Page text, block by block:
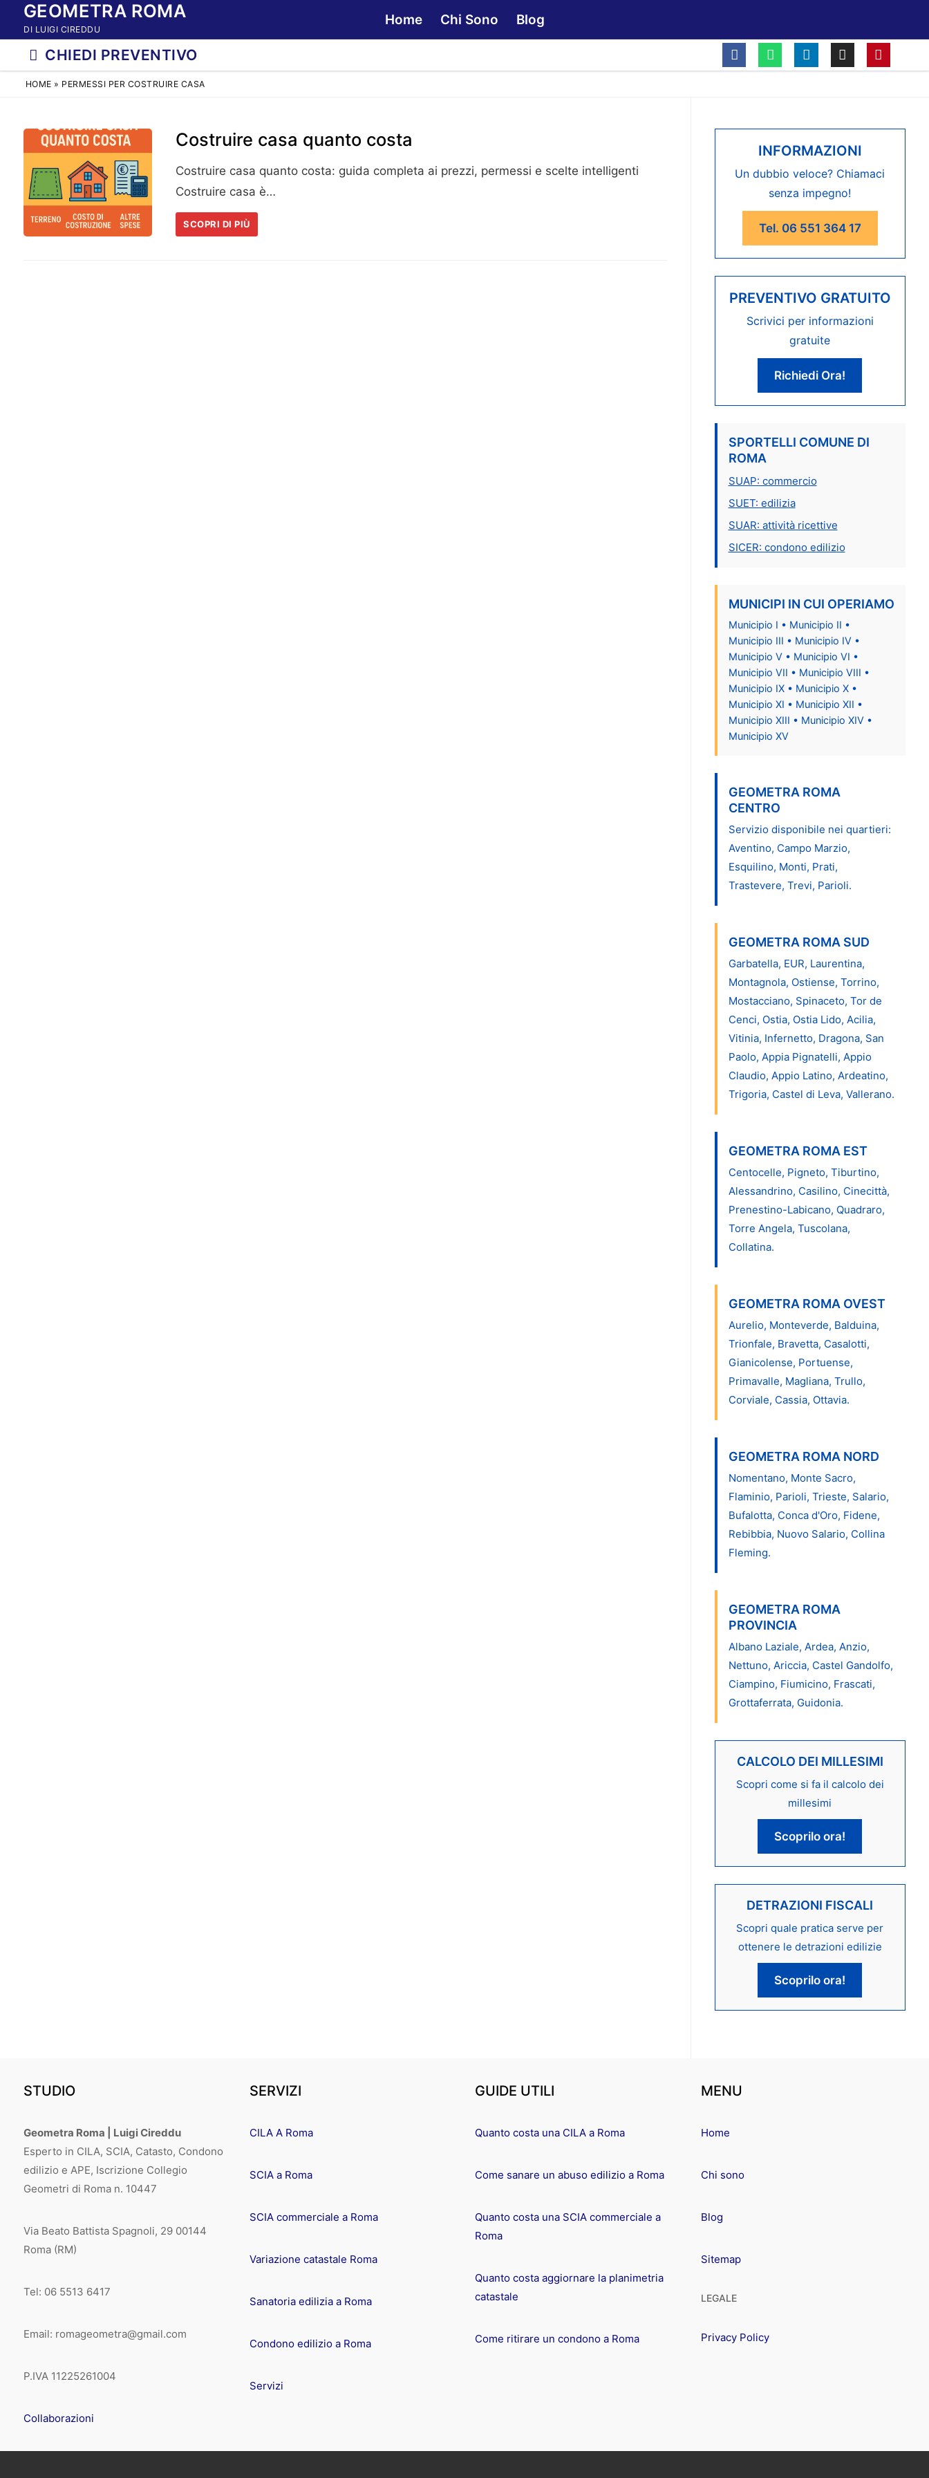
contenuto
GEOMETRA ROMA
DI LUIGI CIREDDU
Home Chi Sono Blog
CHIEDI PREVENTIVO
HOME » PERMESSI PER COSTRUIRE CASA
Costruire casa quanto costa
Costruire casa quanto costa: guida completa ai prezzi, permessi e scelte intelligenti
Costruire casa è…
SCOPRI DI PIÙ
INFORMAZIONI
Un dubbio veloce? Chiamaci
senza impegno!
Tel. 06 551 364 17
PREVENTIVO GRATUITO
Scrivici per informazioni
gratuite
Richiedi Ora!
SPORTELLI COMUNE DI
ROMA
SUAP: commercio
SUET: edilizia
SUAR: attività ricettive
SICER: condono edilizio
MUNICIPI IN CUI OPERIAMO
Municipio I • Municipio II •
Municipio III • Municipio IV •
Municipio V • Municipio VI •
Municipio VII • Municipio VIII •
Municipio IX • Municipio X •
Municipio XI • Municipio XII •
Municipio XIII • Municipio XIV •
Municipio XV
GEOMETRA ROMA
CENTRO
Servizio disponibile nei quartieri:
Aventino, Campo Marzio,
Esquilino, Monti, Prati,
Trastevere, Trevi, Parioli.
GEOMETRA ROMA SUD
Garbatella, EUR, Laurentina,
Montagnola, Ostiense, Torrino,
Mostacciano, Spinaceto, Tor de
Cenci, Ostia, Ostia Lido, Acilia,
Vitinia, Infernetto, Dragona, San
Paolo, Appia Pignatelli, Appio
Claudio, Appio Latino, Ardeatino,
Trigoria, Castel di Leva, Vallerano.
GEOMETRA ROMA EST
Centocelle, Pigneto, Tiburtino,
Alessandrino, Casilino, Cinecittà,
Prenestino-Labicano, Quadraro,
Torre Angela, Tuscolana,
Collatina.
GEOMETRA ROMA OVEST
Aurelio, Monteverde, Balduina,
Trionfale, Bravetta, Casalotti,
Gianicolense, Portuense,
Primavalle, Magliana, Trullo,
Corviale, Cassia, Ottavia.
GEOMETRA ROMA NORD
Nomentano, Monte Sacro,
Flaminio, Parioli, Trieste, Salario,
Bufalotta, Conca d'Oro, Fidene,
Rebibbia, Nuovo Salario, Collina
Fleming.
GEOMETRA ROMA
PROVINCIA
Albano Laziale, Ardea, Anzio,
Nettuno, Ariccia, Castel Gandolfo,
Ciampino, Fiumicino, Frascati,
Grottaferrata, Guidonia.
CALCOLO DEI MILLESIMI
Scopri come si fa il calcolo dei
millesimi
Scoprilo ora!
DETRAZIONI FISCALI
Scopri quale pratica serve per
ottenere le detrazioni edilizie
Scoprilo ora!
STUDIO
Geometra Roma | Luigi Cireddu
Esperto in CILA, SCIA, Catasto, Condono
edilizio e APE, Iscrizione Collegio
Geometri di Roma n. 10447
Via Beato Battista Spagnoli, 29 00144
Roma (RM)
Tel: 06 5513 6417
Email: romageometra@gmail.com
P.IVA 11225261004
Collaborazioni
SERVIZI
CILA A Roma
SCIA a Roma
SCIA commerciale a Roma
Variazione catastale Roma
Sanatoria edilizia a Roma
Condono edilizio a Roma
Servizi
GUIDE UTILI
Quanto costa una CILA a Roma
Come sanare un abuso edilizio a Roma
Quanto costa una SCIA commerciale a
Roma
Quanto costa aggiornare la planimetria
catastale
Come ritirare un condono a Roma
MENU
Home
Chi sono
Blog
Sitemap
LEGALE
Privacy Policy